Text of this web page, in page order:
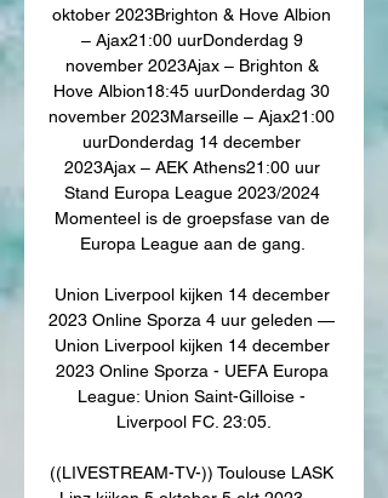
oktober 2023Brighton & Hove Albion
– Ajax21:00 uurDonderdag 9
november 2023Ajax – Brighton &
Hove Albion18:45 uurDonderdag 30
november 2023Marseille – Ajax21:00
uurDonderdag 14 december
2023Ajax – AEK Athens21:00 uur
Stand Europa League 2023/2024
Momenteel is de groepsfase van de
Europa League aan de gang.
Union Liverpool kijken 14 december
2023 Online Sporza 4 uur geleden —
Union Liverpool kijken 14 december
2023 Online Sporza - UEFA Europa
League: Union Saint-Gilloise -
Liverpool FC. 23:05.
((LIVESTREAM-TV-)) Toulouse LASK